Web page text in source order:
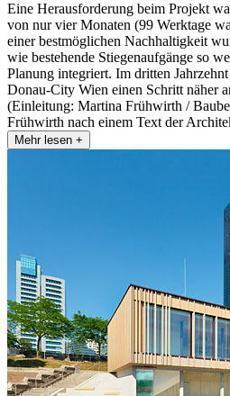
Eine Herausforderung beim Projekt
von nur vier Monaten (99 Werktage
einer bestmöglichen Nachhaltigkeit
wie bestehende Stiegenaufgänge so
Planung integriert. Im dritten
Donau-City Wien einen Schritt näher
(Einleitung: Martina Frühwirth /
Frühwirth nach einem Text der
Mehr lesen +